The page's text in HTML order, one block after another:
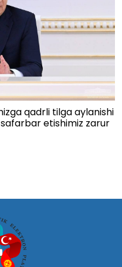
qadrli tilga aylanishi
etishimiz zarur